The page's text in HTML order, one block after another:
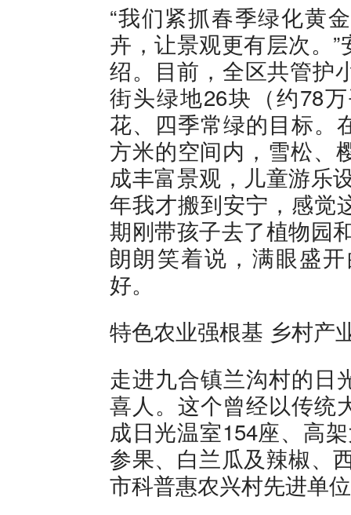
“我们紧抓春季绿化黄
卉，让景观更有层次。
绍。目前，全区共管护
街头绿地26块（约78
花、四季常绿的目标。
方米的空间内，雪松、
成丰富景观，儿童游乐
年我才搬到安宁，感觉
期刚带孩子去了植物园
朗朗笑着说，满眼盛
好。
特色农业强根基 乡村产
走进九合镇兰沟村的日
喜人。这个曾经以传统
成日光温室154座、高
参果、白兰瓜及辣椒、
市科普惠农兴村先进单